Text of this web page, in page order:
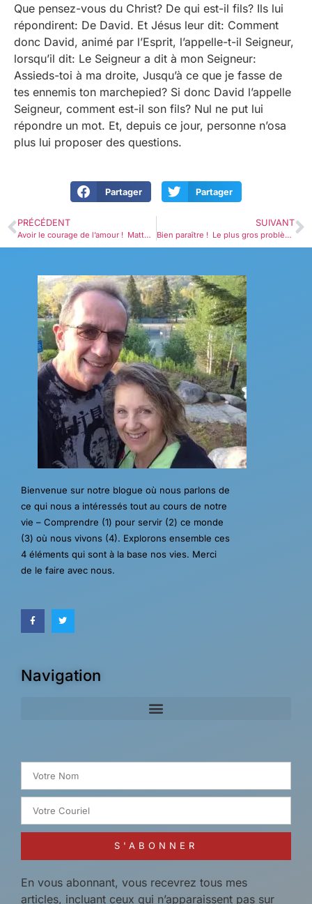
Que pensez-vous du Christ? De qui est-il fils? Ils lui
répondirent: De David. Et Jésus leur dit: Comment
donc David, animé par l’Esprit, l’appelle-t-il Seigneur,
lorsqu’il dit: Le Seigneur a dit à mon Seigneur:
Assieds-toi à ma droite, Jusqu’à ce que je fasse de
tes ennemis ton marchepied? Si donc David l’appelle
Seigneur, comment est-il son fils? Nul ne put lui
répondre un mot. Et, depuis ce jour, personne n’osa
plus lui proposer des questions.
Partager Partager
PRÉCÉDENT
Avoir le courage de l’amour ! Matthieu 18.15-20
SUIVANT
Bien paraître ! Le plus gros problème pour un drogué… comme moi ?
Bienvenue sur notre blogue où nous parlons de
ce qui nous a intéressés tout au cours de notre
vie – Comprendre (1) pour servir (2) ce monde
(3) où nous vivons (4). Explorons ensemble ces
4 éléments qui sont à la base nos vies. Merci
de le faire avec nous.
Navigation
S'ABONNER
En vous abonnant, vous recevrez tous mes
articles, incluant ceux qui n’apparaissent pas sur